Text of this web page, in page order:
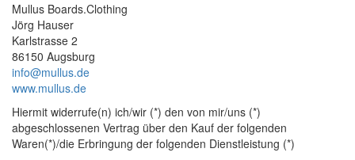
Mullus Boards.Clothing
Jörg Hauser
Karlstrasse 2
86150 Augsburg
info@mullus.de
www.mullus.de
Hiermit widerrufe(n) ich/wir (*) den von mir/uns (*)
abgeschlossenen Vertrag über den Kauf der folgenden
Waren(*)/die Erbringung der folgenden Dienstleistung (*)